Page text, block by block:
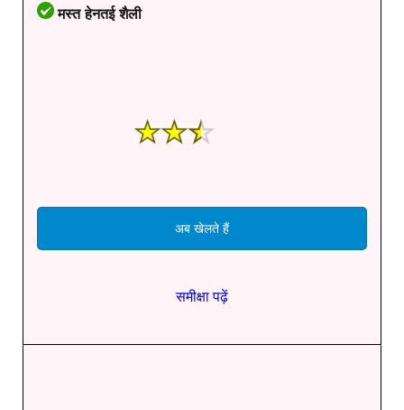
मस्त हेनतई शैली
अब खेलते हैं
समीक्षा पढ़ें